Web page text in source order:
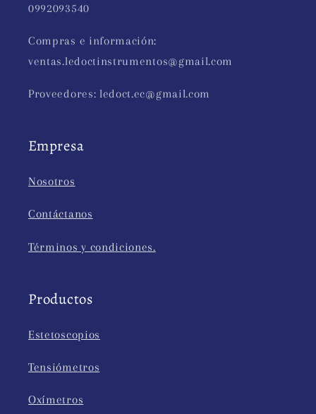
0992093540
Compras e información:
ventas.ledoctinstrumentos@gmail.com
Proveedores: ledoct.ec@gmail.com
Empresa
Nosotros
Contáctanos
Términos y condiciones.
Productos
Estetoscopios
Tensiómetros
Oxímetros